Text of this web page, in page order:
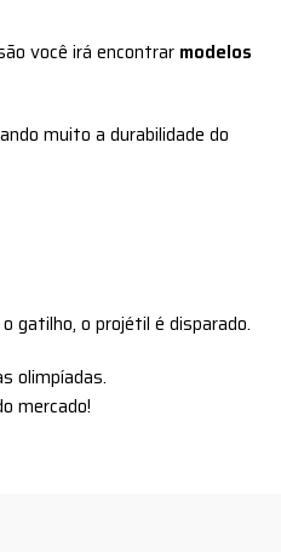
você irá encontrar modelos
muito a durabilidade do
gatilho, o projétil é disparado.
olimpíadas.
mercado!